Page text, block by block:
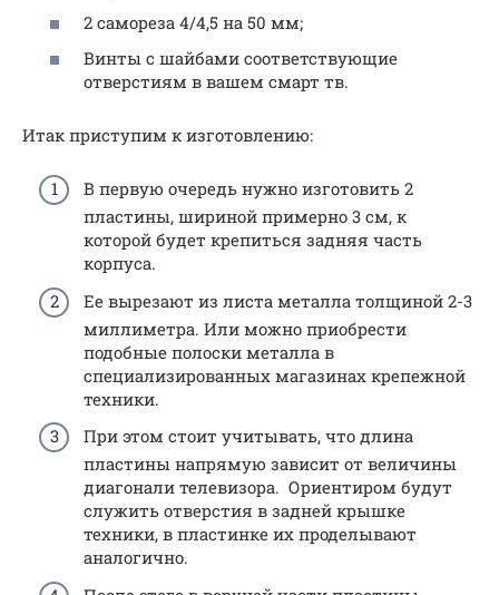
2 самореза 4/4,5 на 50 мм;
Винты с шайбами соответствующие
отверстиям в вашем смарт тв.
Итак приступим к изготовлению:
В первую очередь нужно изготовить 2
пластины, шириной примерно 3 см, к
которой будет крепиться задняя часть
корпуса.
Ее вырезают из листа металла толщиной 2-3
миллиметра. Или можно приобрести
подобные полоски металла в
специализированных магазинах крепежной
техники.
При этом стоит учитывать, что длина
пластины напрямую зависит от величины
диагонали телевизора. Ориентиром будут
служить отверстия в задней крышке
техники, в пластинке их проделывают
аналогично.